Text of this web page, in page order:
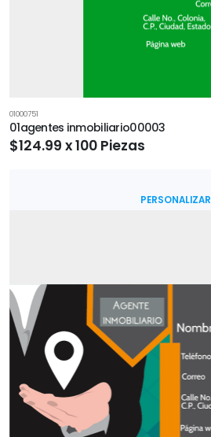
01000751
01agentes inmobiliario00003
$124.99 x 100 Piezas
PERSONALIZAR